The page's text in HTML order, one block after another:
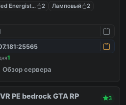
Energistics 22 Ламповый
2
1
Обзор сервера
PE bedrock GTA RP 3